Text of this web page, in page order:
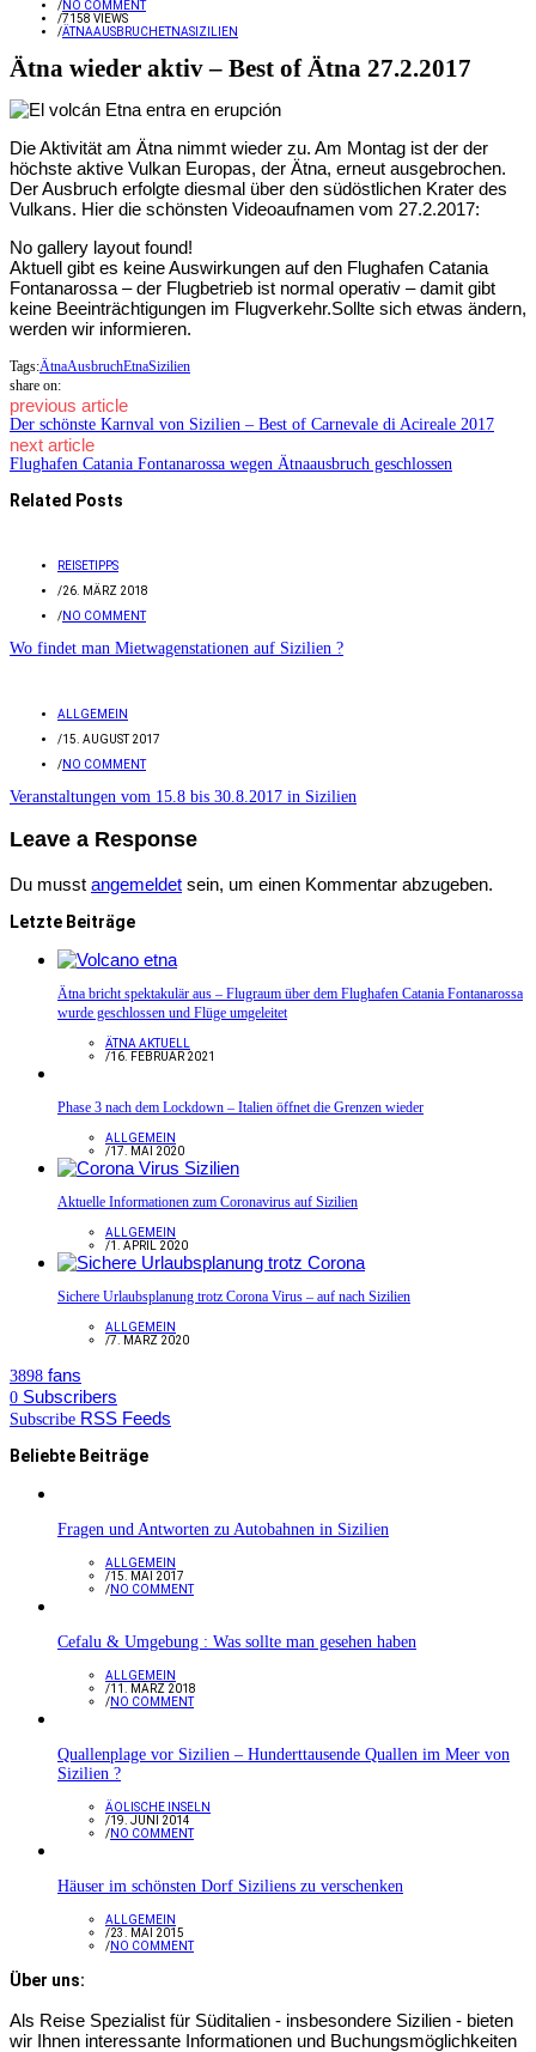
/NO COMMENT
/7158 VIEWS
/ÄTNAAUSBRUCH ETNASIZILIEN
Ätna wieder aktiv – Best of Ätna 27.2.2017
Die Aktivität am Ätna nimmt wieder zu. Am Montag ist der der
höchste aktive Vulkan Europas, der Ätna, erneut ausgebrochen.
Der Ausbruch erfolgte diesmal über den südöstlichen Krater des
Vulkans. Hier die schönsten Videoaufnamen vom 27.2.2017:
No gallery layout found!
Aktuell gibt es keine Auswirkungen auf den Flughafen Catania
Fontanarossa – der Flugbetrieb ist normal operativ – damit gibt
keine Beeinträchtigungen im Flugverkehr.Sollte sich etwas ändern,
werden wir informieren.
Tags:ÄtnaAusbruchEtnaSizilien
share on:
previous article
Der schönste Karnval von Sizilien – Best of Carnevale di Acireale 2017
next article
Flughafen Catania Fontanarossa wegen Ätnaausbruch geschlossen
Related Posts
REISETIPPS
/26. MÄRZ 2018
/NO COMMENT
Wo findet man Mietwagenstationen auf Sizilien ?
ALLGEMEIN
/15. AUGUST 2017
/NO COMMENT
Veranstaltungen vom 15.8 bis 30.8.2017 in Sizilien
Leave a Response
Du musst angemeldet sein, um einen Kommentar abzugeben.
Letzte Beiträge
Ätna bricht spektakulär aus – Flugraum über dem Flughafen Catania Fontanarossa
wurde geschlossen und Flüge umgeleitet
ÄTNA AKTUELL
/16. FEBRUAR 2021
Phase 3 nach dem Lockdown – Italien öffnet die Grenzen wieder
ALLGEMEIN
/17. MAI 2020
Aktuelle Informationen zum Coronavirus auf Sizilien
ALLGEMEIN
/1. APRIL 2020
Sichere Urlaubsplanung trotz Corona Virus – auf nach Sizilien
ALLGEMEIN
/7. MÄRZ 2020
3898 fans
0 Subscribers
Subscribe RSS Feeds
Beliebte Beiträge
Fragen und Antworten zu Autobahnen in Sizilien
ALLGEMEIN
/15. MAI 2017
/NO COMMENT
Cefalu & Umgebung : Was sollte man gesehen haben
ALLGEMEIN
/11. MÄRZ 2018
/NO COMMENT
Quallenplage vor Sizilien – Hunderttausende Quallen im Meer von
Sizilien ?
ÄOLISCHE INSELN
/19. JUNI 2014
/NO COMMENT
Häuser im schönsten Dorf Siziliens zu verschenken
ALLGEMEIN
/23. MAI 2015
/NO COMMENT
Über uns:
Als Reise Spezialist für Süditalien - insbesondere Sizilien - bieten
wir Ihnen interessante Informationen und Buchungsmöglichkeiten